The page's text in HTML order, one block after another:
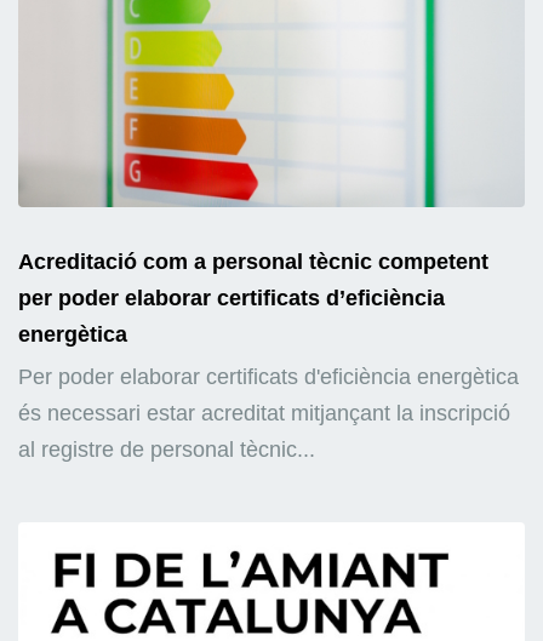
Acreditació com a personal tècnic competent
per poder elaborar certificats d’eficiència
energètica
Per poder elaborar certificats d'eficiència energètica
és necessari estar acreditat mitjançant la inscripció
al registre de personal tècnic...